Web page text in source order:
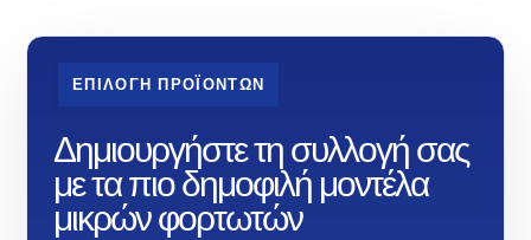
ΕΠΙΛΟΓΗ ΠΡΟΪΟΝΤΩΝ
Δημιουργήστε τη συλλογή σας
με τα πιο δημοφιλή μοντέλα
μικρών φορτωτών